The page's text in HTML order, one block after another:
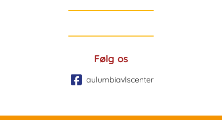
Følg os
aulumbiavlscenter